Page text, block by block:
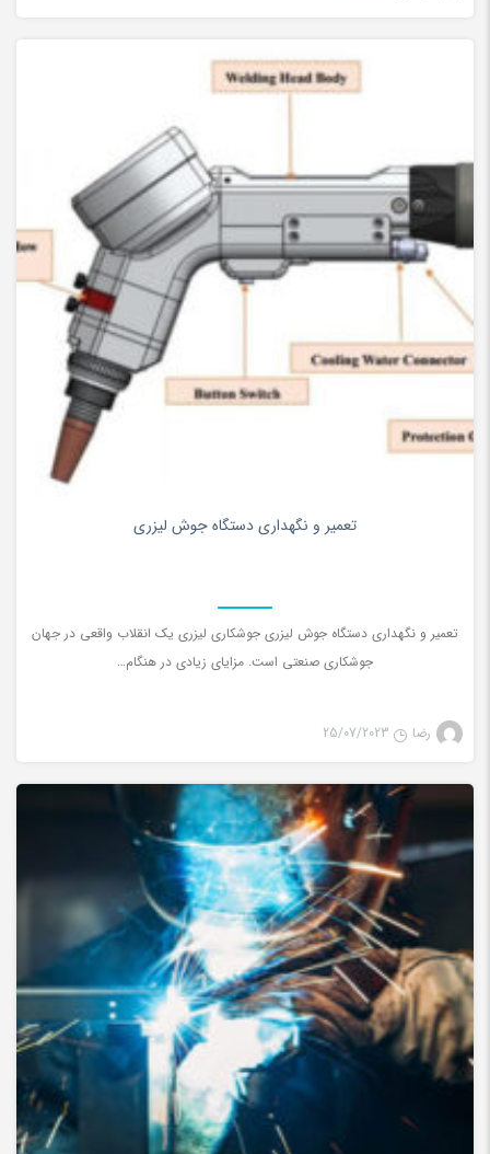
تعمیر و نگهداری دستگاه جوش لیزری
تعمیر و نگهداری دستگاه جوش لیزری جوشکاری لیزری یک انقلاب واقعی در جهان
جوشکاری صنعتی است. مزایای زیادی در هنگام…
رضا 25/07/2023